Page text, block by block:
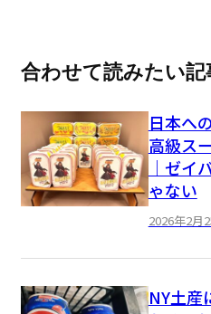
合わせて読みたい記
日本へ
高級ス
｜ゼイ
ゃない
2026年2月
NY土産